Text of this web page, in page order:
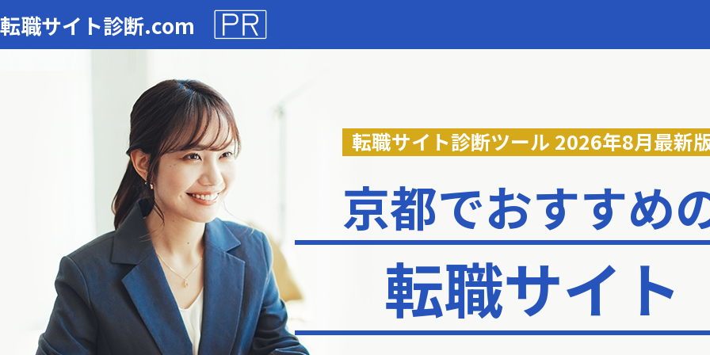
転職サイト診断.com
転職サイト診断ツール 2026年8月最新
京都でおすすめ
転職サイト